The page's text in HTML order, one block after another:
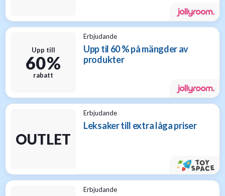
Upp till
60 %
rabatt
Erbjudande
Upp til 60 % på mängder av
produkter
OUTLET
Erbjudande
Leksaker till extra låga priser
Erbjudande